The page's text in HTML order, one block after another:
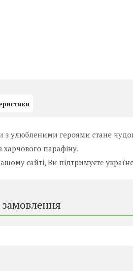
з улюбленими героями стане
харчового парафіну.
сайті, Ви підтримуєте